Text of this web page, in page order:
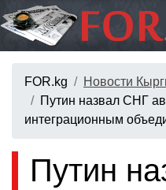
FOR.kg
Новости
Путин назвал СНГ
интеграционным
Путин